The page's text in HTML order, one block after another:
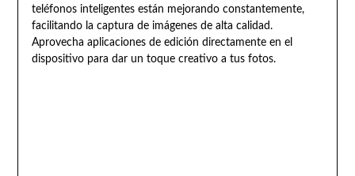
teléfonos inteligentes están mejorando constantemente,
facilitando la captura de imágenes de alta calidad.
Aprovecha aplicaciones de edición directamente en el
dispositivo para dar un toque creativo a tus fotos.